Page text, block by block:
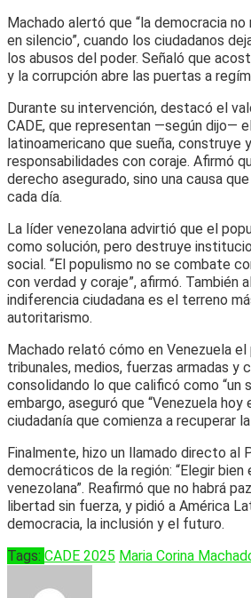
Machado alertó que “la democracia no
en silencio”, cuando los ciudadanos
los abusos del poder. Señaló que
y la corrupción abre las puertas a
Durante su intervención, destacó el
CADE, que representan —según dijo—
latinoamericano que sueña, construye
responsabilidades con coraje. Afirmó
derecho asegurado, sino una causa
cada día.
La líder venezolana advirtió que el
como solución, pero destruye
social. “El populismo no se combate
con verdad y coraje”, afirmó. También
indiferencia ciudadana es el terreno
autoritarismo.
Machado relató cómo en Venezuela
tribunales, medios, fuerzas armadas y
consolidando lo que calificó como “un
embargo, aseguró que “Venezuela hoy
ciudadanía que comienza a recuperar
Finalmente, hizo un llamado directo al
democráticos de la región: “Elegir
venezolana”. Reafirmó que no habrá
libertad sin fuerza, y pidió a América
democracia, la inclusión y el futuro.
Tags: CADE 2025 Maria Corina